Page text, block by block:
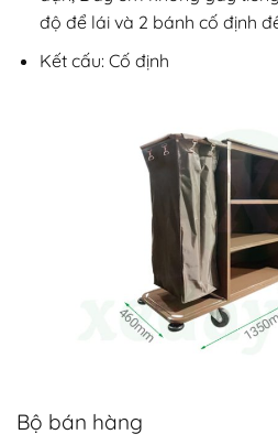
độ để lái và 2 bánh cố định
Kết cấu: Cố định
Bộ bán hàng